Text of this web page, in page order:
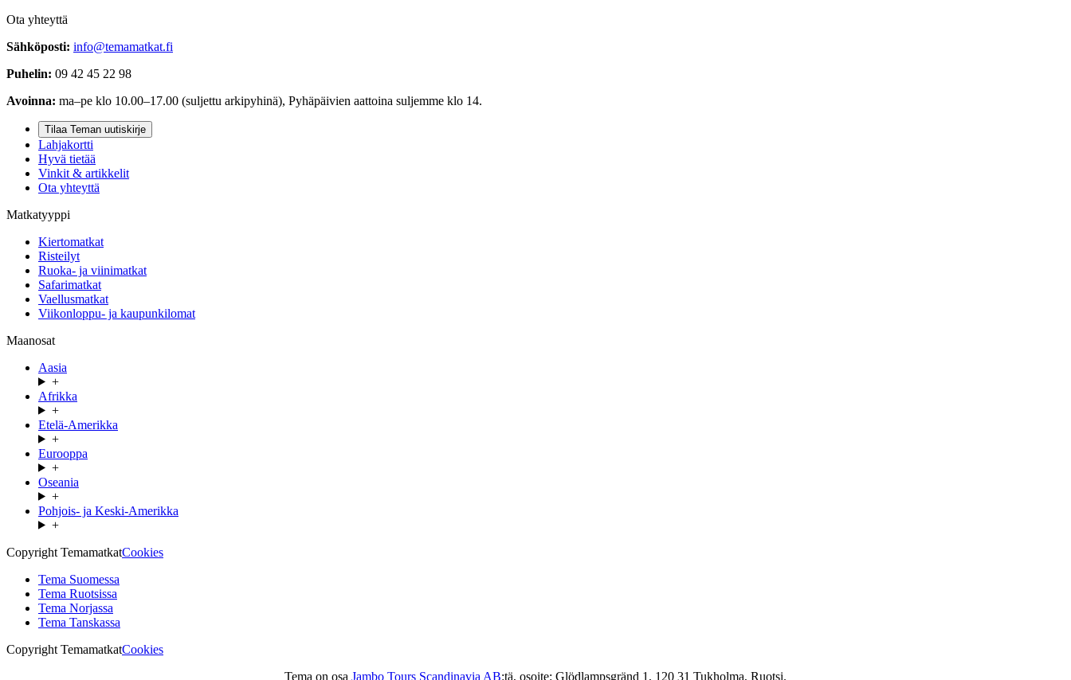
Ota yhteyttä
Sähköposti: info@temamatkat.fi
Puhelin: 09 42 45 22 98
Avoinna: ma–pe klo 10.00–17.00 (suljettu arkipyhinä), Pyhäpäivien aattoina suljemme klo 14.
Tilaa Teman uutiskirje
Lahjakortti
Hyvä tietää
Vinkit & artikkelit
Ota yhteyttä
Matkatyyppi
Kiertomatkat
Risteilyt
Ruoka- ja viinimatkat
Safarimatkat
Vaellusmatkat
Viikonloppu- ja kaupunkilomat
Maanosat
Aasia
+
Afrikka
+
Etelä-Amerikka
+
Eurooppa
+
Oseania
+
Pohjois- ja Keski-Amerikka
+
Copyright TemamatkatCookies
Tema Suomessa
Tema Ruotsissa
Tema Norjassa
Tema Tanskassa
Copyright TemamatkatCookies
Tema on osa Jambo Tours Scandinavia AB:tä, osoite: Glödlampsgränd 1, 120 31 Tukholma, Ruotsi.